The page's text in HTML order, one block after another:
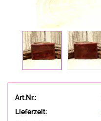
Art.Nr.:
Lieferzeit: